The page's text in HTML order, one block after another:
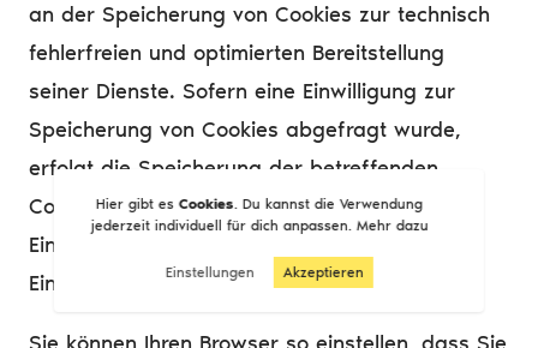
an der Speicherung von Cookies zur technisch
fehlerfreien und optimierten Bereitstellung
seiner Dienste. Sofern eine Einwilligung zur
Speicherung von Cookies abgefragt wurde,
erfolgt die Speicherung der betreffenden
Cookies ausschließlich auf Grundlage dieser
Einwilligung (Art. 6 Abs. 1 lit. a DSGVO); die
Einwilligung ist jederzeit widerrufbar.
Hier gibt es Cookies. Du kannst die Verwendung
jederzeit individuell für dich anpassen. Mehr dazu
Einstellungen Akzeptieren